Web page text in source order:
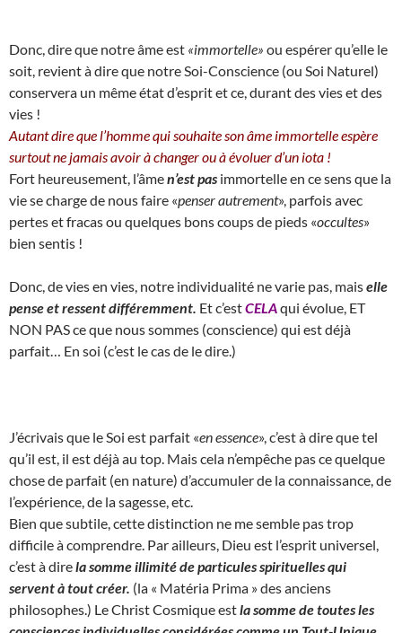
Donc, dire que notre âme est «immortelle» ou espérer qu’elle le
soit, revient à dire que notre Soi-Conscience (ou Soi Naturel)
conservera un même état d’esprit et ce, durant des vies et des
vies !
Autant dire que l’homme qui souhaite son âme immortelle espère
surtout ne jamais avoir à changer ou à évoluer d’un iota !
Fort heureusement, l’âmen’est pas immortelle en ce sens que la
vie se charge de nous faire «penser autrement», parfois avec
pertes et fracas ou quelques bons coups de pieds «occultes»
bien sentis !
Donc, de vies en vies, notre individualité ne varie pas, maiselle
pense et ressent différemment. Et c’estCELAqui évolue, ET
NON PAS ce que nous sommes (conscience) qui est déjà
parfait… En soi (c’est le cas de le dire.)
J’écrivais que le Soi est parfait «en essence», c’est à dire que tel
qu’il est, il est déjà au top. Mais cela n’empêche pas ce quelque
chose de parfait (en nature) d’accumuler de la connaissance, de
l’expérience, de la sagesse, etc.
Bien que subtile, cette distinction ne me semble pas trop
difficile à comprendre. Par ailleurs, Dieu est l’esprit universel,
c’est à direla somme illimité de particules spirituelles qui
servent à tout créer. (la « Matéria Prima » des anciens
philosophes.) Le Christ Cosmique estla somme de toutes les